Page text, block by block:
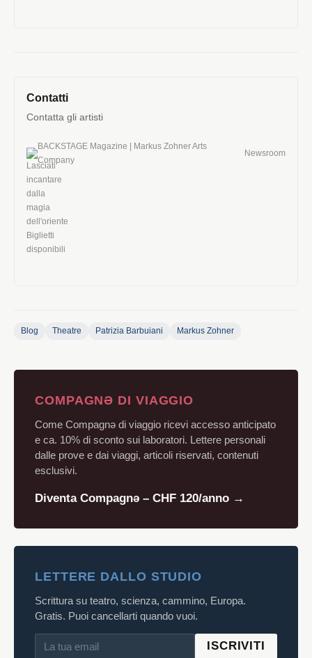
Contatti
Contatta gli artisti
BACKSTAGE Magazine | Markus Zohner Arts
Company
Newsroom
Blog Theatre Patrizia Barbuiani Markus Zohner
COMPAGNƏ DI VIAGGIO
Come Compagnə di viaggio ricevi accesso anticipato
e ca. 10% di sconto sui laboratori. Lettere personali
dalle prove e dai viaggi, articoli riservati, contenuti
esclusivi.
Diventa Compagnə – CHF 120/anno →
LETTERE DALLO STUDIO
Scrittura su teatro, scienza, cammino, Europa.
Gratis. Puoi cancellarti quando vuoi.
ISCRIVITI